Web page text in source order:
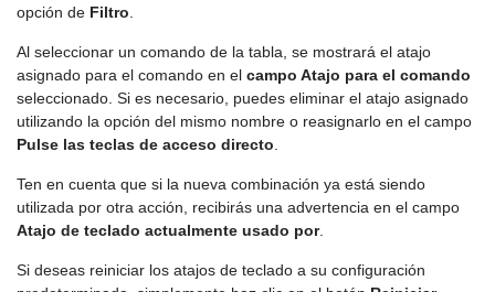
opción de Filtro.
Al seleccionar un comando de la tabla, se mostrará el atajo
asignado para el comando en el campo Atajo para el comando
seleccionado. Si es necesario, puedes eliminar el atajo asignado
utilizando la opción del mismo nombre o reasignarlo en el campo
Pulse las teclas de acceso directo.
Ten en cuenta que si la nueva combinación ya está siendo
utilizada por otra acción, recibirás una advertencia en el campo
Atajo de teclado actualmente usado por.
Si deseas reiniciar los atajos de teclado a su configuración